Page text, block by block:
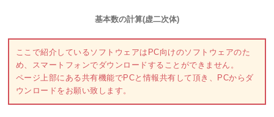
基本数の計算(虚二次体)
ここで紹介しているソフトウェアはPC向けのソフトウェアのた
め、スマートフォンでダウンロードすることができません。
ページ上部にある共有機能でPCと情報共有して頂き、PCからダ
ウンロードをお願い致します。